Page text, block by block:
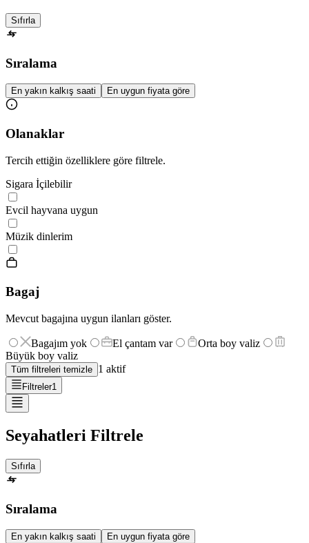
Sıfırla
Sıralama
En yakın kalkış saati En uygun fiyata göre
Olanaklar
Tercih ettiğin özelliklere göre filtrele.
Sigara İçilebilir
Evcil hayvana uygun
Müzik dinlerim
Bagaj
Mevcut bagajına uygun ilanları göster.
Bagajım yok El çantam var
Orta boy valiz
Büyük boy valiz
Tüm filtreleri temizle 1 aktif
Filtreler1
Seyahatleri Filtrele
Sıfırla
Sıralama
En yakın kalkış saati En uygun fiyata göre